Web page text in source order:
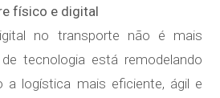
físico e digital
no transporte não é mais
tecnologia está remodelando
a logística mais eficiente, ágil e